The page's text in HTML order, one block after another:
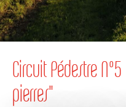
Circuit Pédestre
pierres"